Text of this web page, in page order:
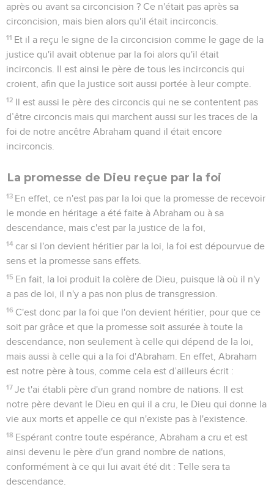
après ou avant sa circoncision ? Ce n'était pas après sa
circoncision, mais bien alors qu'il était incirconcis.
11 Et il a reçu le signe de la circoncision comme le gage de la
justice qu'il avait obtenue par la foi alors qu'il était
incirconcis. Il est ainsi le père de tous les incirconcis qui
croient, afin que la justice soit aussi portée à leur compte.
12 Il est aussi le père des circoncis qui ne se contentent pas
d’être circoncis mais qui marchent aussi sur les traces de la
foi de notre ancêtre Abraham quand il était encore
incirconcis.
La promesse de Dieu reçue par la foi
13 En effet, ce n'est pas par la loi que la promesse de recevoir
le monde en héritage a été faite à Abraham ou à sa
descendance, mais c'est par la justice de la foi,
14 car si l'on devient héritier par la loi, la foi est dépourvue de
sens et la promesse sans effets.
15 En fait, la loi produit la colère de Dieu, puisque là où il n'y
a pas de loi, il n'y a pas non plus de transgression.
16 C'est donc par la foi que l'on devient héritier, pour que ce
soit par grâce et que la promesse soit assurée à toute la
descendance, non seulement à celle qui dépend de la loi,
mais aussi à celle qui a la foi d'Abraham. En effet, Abraham
est notre père à tous, comme cela est d’ailleurs écrit :
17 Je t'ai établi père d'un grand nombre de nations. Il est
notre père devant le Dieu en qui il a cru, le Dieu qui donne la
vie aux morts et appelle ce qui n'existe pas à l'existence.
18 Espérant contre toute espérance, Abraham a cru et est
ainsi devenu le père d'un grand nombre de nations,
conformément à ce qui lui avait été dit : Telle sera ta
descendance.